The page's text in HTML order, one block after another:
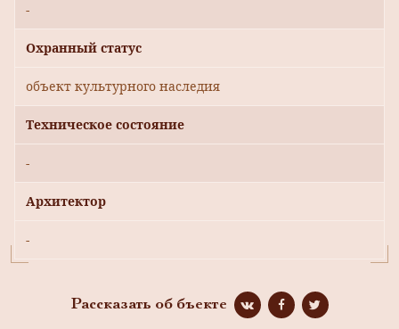
-
Охранный статус
объект культурного наследия
Техническое состояние
-
Архитектор
-
Рассказать об бъекте